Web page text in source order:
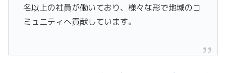
名以上の社員が働いており、様々な形で地域のコ
ミュニティへ貢献しています。